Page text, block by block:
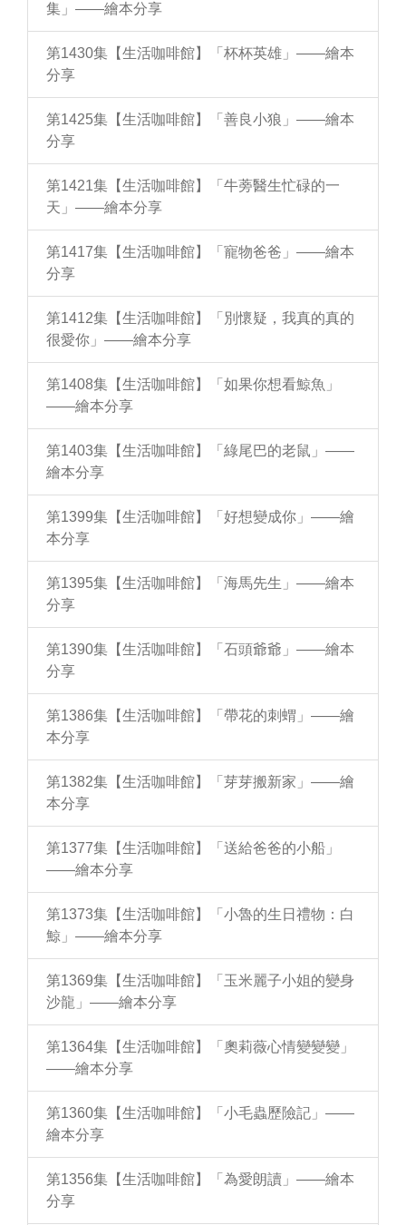
集」——繪本分享
第1430集【生活咖啡館】「杯杯英雄」——繪本
分享
第1425集【生活咖啡館】「善良小狼」——繪本
分享
第1421集【生活咖啡館】「牛蒡醫生忙碌的一
天」——繪本分享
第1417集【生活咖啡館】「寵物爸爸」——繪本
分享
第1412集【生活咖啡館】「別懷疑，我真的真的
很愛你」——繪本分享
第1408集【生活咖啡館】「如果你想看鯨魚」
——繪本分享
第1403集【生活咖啡館】「綠尾巴的老鼠」——
繪本分享
第1399集【生活咖啡館】「好想變成你」——繪
本分享
第1395集【生活咖啡館】「海馬先生」——繪本
分享
第1390集【生活咖啡館】「石頭爺爺」——繪本
分享
第1386集【生活咖啡館】「帶花的刺蝟」——繪
本分享
第1382集【生活咖啡館】「芽芽搬新家」——繪
本分享
第1377集【生活咖啡館】「送給爸爸的小船」
——繪本分享
第1373集【生活咖啡館】「小魯的生日禮物：白
鯨」——繪本分享
第1369集【生活咖啡館】「玉米麗子小姐的變身
沙龍」——繪本分享
第1364集【生活咖啡館】「奧莉薇心情變變變」
——繪本分享
第1360集【生活咖啡館】「小毛蟲歷險記」——
繪本分享
第1356集【生活咖啡館】「為愛朗讀」——繪本
分享